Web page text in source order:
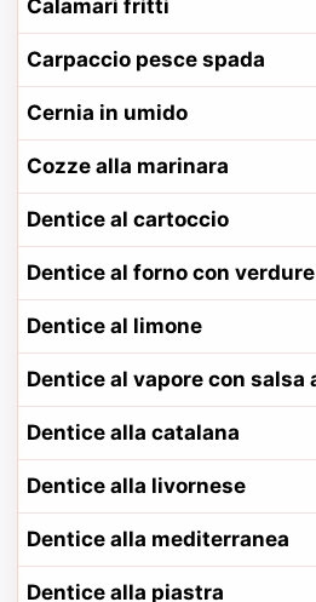
Calamari fritti
Carpaccio pesce spada
Cernia in umido
Cozze alla marinara
Dentice al cartoccio
Dentice al forno con verdure
Dentice al limone
Dentice alla catalana
Dentice alla livornese
Dentice alla mediterranea
Dentice alla piastra